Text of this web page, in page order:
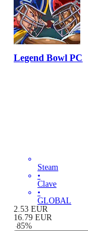
Legend Bowl PC
Steam
•
Clave
•
GLOBAL
2.53 EUR
16.79 EUR
-85%